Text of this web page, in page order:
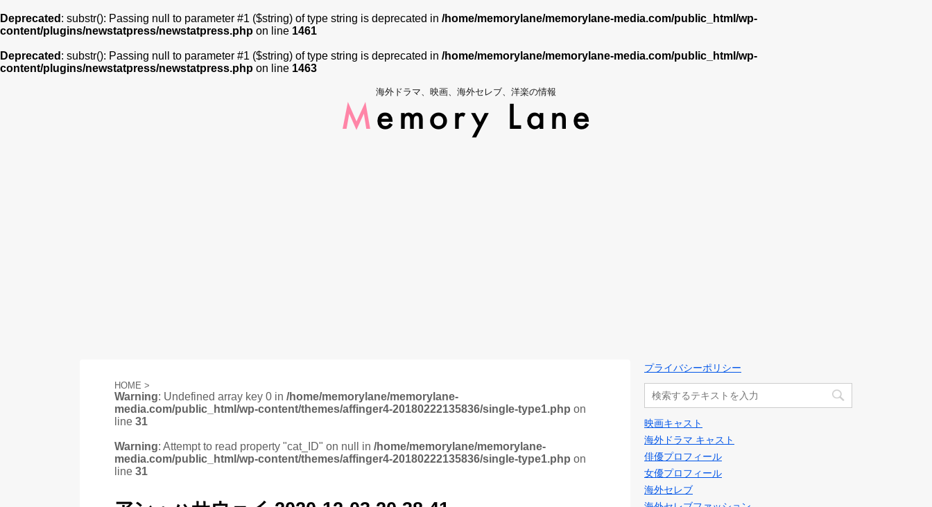
Deprecated : substr(): Passing null to parameter #1 ($string) of type string is deprecated in /home/memorylane/memorylane-media.com/public_html/wp-
content/plugins/newstatpress/newstatpress.php on line 1461
Deprecated : substr(): Passing null to parameter #1 ($string) of type string is deprecated in /home/memorylane/memorylane-media.com/public_html/wp-
content/plugins/newstatpress/newstatpress.php on line 1463
海外ドラマ、映画、海外セレブ、洋楽の情報
HOME >
Warning: Undefined array key 0 in /home/memorylane/memorylane-
media.com/public_html/wp-content/themes/affinger4-20180222135836/single-type1.php on
line 31
Warning: Attempt to read property "cat_ID" on null in /home/memorylane/memorylane-
media.com/public_html/wp-content/themes/affinger4-20180222135836/single-type1.php on
line 31
プライバシーポリシー
映画キャスト
海外ドラマ キャスト
俳優プロフィール
女優プロフィール
海外セレブ